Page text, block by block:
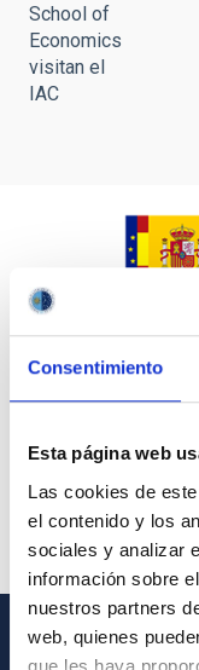
Consentimiento
Esta página web
Las cookies de
el contenido y los
sociales y analizar
información sobre
nuestros partners
web, quienes
que les haya
School of
Economics
visitan el
IAC
INFORMACIÓN GENERAL